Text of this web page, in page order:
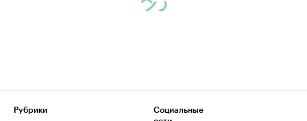
Рубрики
Социальные